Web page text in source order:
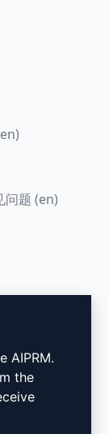
问题 (en)
AIPRM.
the